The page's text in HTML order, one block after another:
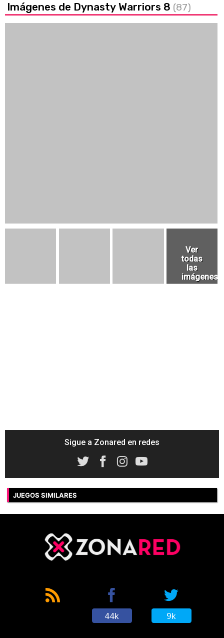
Imágenes de Dynasty Warriors 8 (87)
Sigue a Zonared en redes
JUEGOS SIMILARES
44k 9k